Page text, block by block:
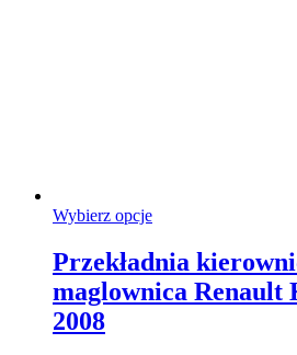
Wybierz opcjeTen
ma
wiele
wariantów.
Przekładnia
maglownica Renault
2008